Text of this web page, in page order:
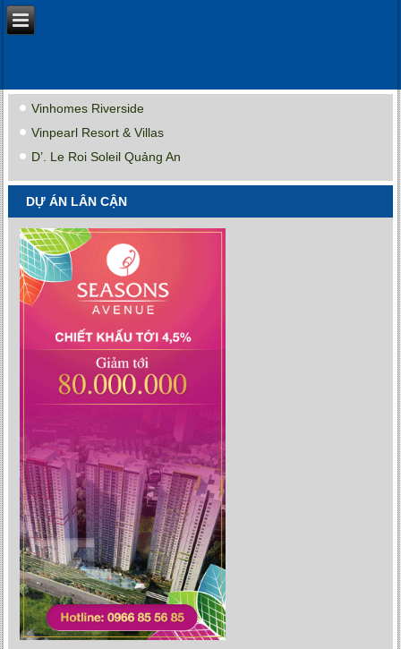
Vinhomes Riverside
Vinpearl Resort & Villas
D’. Le Roi Soleil Quảng An
DỰ ÁN LÂN CẬN